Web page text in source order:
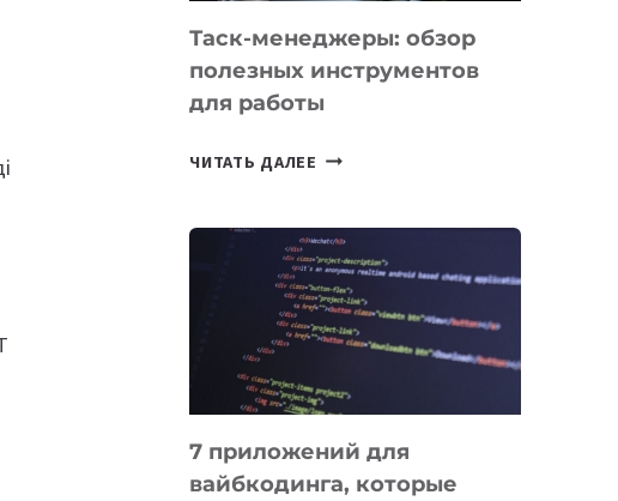
Таск-менеджеры: обзор
полезных инструментов
для работы
ЧИТАТЬ ДАЛЕЕ ТАСК-
ПОЛЕЗНЫХ
ИНСТРУМЕНТОВ
ДЛЯ
РАБОТЫ
7 приложений для
вайбкодинга, которые